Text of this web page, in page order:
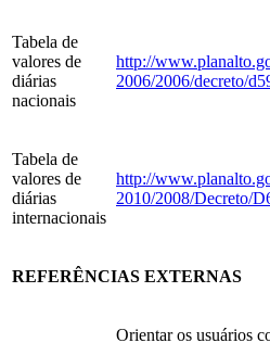
Tabela de
valores de
diárias
nacionais
http://
2006/2006/decreto/
Tabela de
valores de
diárias
internacionais
http://
2010/2008/Decreto/
REFERÊNCIAS EXTERNAS
Orientar os usuários